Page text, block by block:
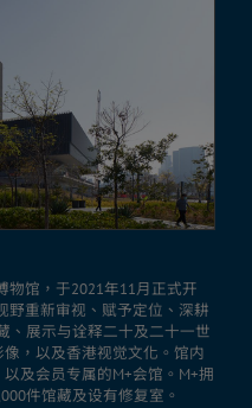
馆网站。
物馆，于2021年11月正式开
野重新审视、赋予定位、深耕
、展示与诠释二十及二十一世
，以及香港视觉文化。馆内
及会员专属的M+会馆。M+拥
件馆藏及设有修复室。